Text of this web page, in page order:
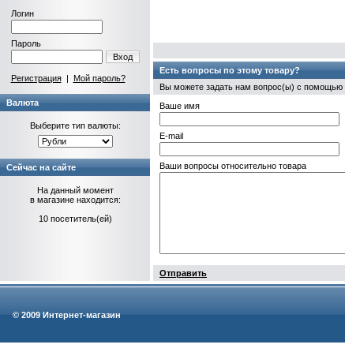
Логин
Пароль
Вход
Регистрация| Мой пароль?
Валюта
Выберите тип валюты:
Сейчас на сайте
На данный момент
в магазине находится:
10 посетитель(ей)
Есть вопросы по этому товару?
Вы можете задать нам вопрос(ы) с
Ваше имя
E-mail
Ваши вопросы относительно товара
Отправить
© 2009 Интернет-магазин